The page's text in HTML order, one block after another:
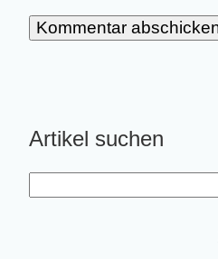
Artikel suchen